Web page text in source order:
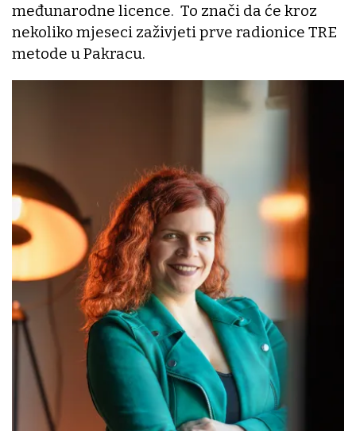
međunarodne licence. To znači da će kroz
nekoliko mjeseci zaživjeti prve radionice TRE
metode u Pakracu.